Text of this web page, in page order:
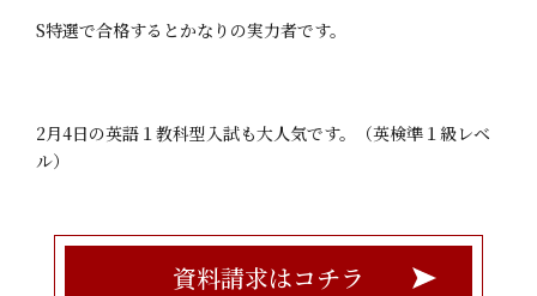
S特選で合格するとかなりの実力者です。
2月4日の英語１教科型入試も大人気です。（英検準１級レベ
ル）
資料請求はコチラ